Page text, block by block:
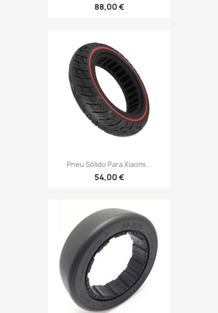
88,00 €
Pneu Sólido Para Xiaomi...
54,00 €